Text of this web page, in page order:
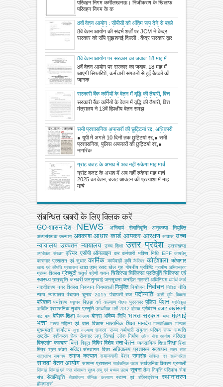
परिवहन निगम कर्मीलखनऊ। निजीकरण के खिलाफ
परिवहन निगम के क
8वाँ वेतन आयोग : सीपीसी को अंतिम रूप देने से पहले
इसके विचारार्थ विषयों पर विस्तार से चर्चा के लिए
एनसी-जेसीएम की स्थायी समिति की बैठक बुलाने का
8वें वेतन आयोग की संदर्भ शर्तों पर JCM ने केंद्र
सरकार को सौंपे सुझावनई दिल्ली : केंद्र सरकार द्वार
8वें वेतन आयोग पर सरकार का जवाब: 18 माह में
आएंगी सिफारिशें
8वें वेतन आयोग पर सरकार का जवाब: 18 माह में
आएंगी सिफारिशें, कर्मचारी संगठनों से हुई बैठकों की
जानक
सरकारी बैंक कर्मियों के वेतन में वृद्धि की तैयारी, वित्त
मंत्रालय ने 13वें द्विपक्षीय वेतन समझौते के लिए
बातचीत करने और तय समय में पूरा करने का दिया
निर्देश
सरकारी बैंक कर्मियों के वेतन में वृद्धि की तैयारी, वित्त
मंत्रालय ने 13वें द्विपक्षीय वेतन समझ
सभी प्रशासनिक अफसरों की छुट्टियां रद्द, अधिकारी
यूपी में अगले 10 दिनों तक जिलों में रहकर रखेंगे
नजर
● यूपी में अगले 10 दिनों तक छुट्टियां रद्द,● सभी
प्रशासनिक, पुलिस अफसरों की छुट्टियां रद्द,●
नागरिक
ग्रांट बजट के अभाव में अब नहीं रुकेगा माह मार्च
2025 का वेतन, बजट आवंटन की प्रत्याशा में माह
मार्च 2025 के भुगतान का आदेश जारी
ग्रांट बजट के अभाव में अब नहीं रुकेगा माह मार्च
2025 का वेतन, बजट आवंटन की प्रत्याशा में माह
मार्च
संबन्धित खबरों के लिए क्लिक करें
GO-शासनादेश NEWS अनिवार्य सेवानिवृत्ति अनुकम्पा नियुक्ति
अल्‍पसंख्‍यक कल्‍याण अवकाश आधार कार्ड आयकर आरक्षण आवास उच्च
न्यायालय उच्चतम न्यायालय उच्‍च शिक्षा उत्तर प्रदेश उत्तराखण्ड
उपभोक्‍ता संरक्षण एरियर एसीपी ऑनलाइन कर कर्मचारी भविष्य निधि EPF कामधेनु
कारागार प्रशासन एवं सुधार कार्मिक कार्यवाही कृषि कैरियर कोर्टशाला कोषागार
खाद्य एवं औषधि प्रशासन खाद्य एवम् रसद खेल गृह गोपनीय प्रविष्टि ग्रामीण अभियन्‍त्रण
ग्राम्य विकास ग्रेच्युटी चतुर्थ श्रेणी चयन चिकित्सा चिकित्सा प्रतिपूर्ति चिकित्‍सा एवं
स्वास्थ्य छात्रवृत्ति जनवरी जनसुनवाई जनसूचना जनहित गारण्टी अधिनियम धर्मार्थ कार्य
नकदीकरण नगर विकास निबन्‍धन नियमावली नियुक्ति नियोजन निर्वाचन निविदा नीति
न्याय न्यायालय पंचायत चुनाव 2015 पंचायती राज पदोन्नति परती भूमि विकास
परिवहन पर्यावरण पशुधन पिछड़ा वर्ग कल्‍याण पीएफ पुरस्कार पुलिस पेंशन
प्रतिकूल
प्रविष्टि प्रशासनिक सुधार प्रसूति प्राथमिक भर्ती 2012 प्रेरक प्रोबेशन बजट बर्खास्तगी
बाट माप बेसिक शिक्षा बैकलाग बोनस भविष्य निधि भारत सरकार भाषा मंहगाई
भत्ता
मत्‍स्‍य महिला एवं बाल विकास माध्यमिक शिक्षा मानदेय मानवाधिकार मान्यता
मुख्‍यमंत्री कार्यालय युवा कल्याण राजस्व राज्य कर्मचारी संयुक्त परिषद राज्य सम्पत्ति
राष्ट्रीय एकीकरण रोक रोजगार लघु सिंचाई लोक निर्माण लोक सेवा आयोग वरिष्ठता
विकलांग कल्याण वित्त विद्युत विविध विशेष भत्ता वेतन व्‍यवसायिक शिक्षा शिक्षा शिक्षा
मित्र श्रम संवर्ग संविदा संस्‍थागत वित्‍त सचिवालय प्रशासन सत्यापन सत्र लाभ
सत्रलाभ
समन्वय समाज कल्याण समाजवादी पेंशन समारोह सर्किल दर सहकारिता
सातवां वेतन आयोग सामान्य प्रशासन सार्वजनिक उद्यम सार्वजनिक वितरण प्रणाली
सिंचाई सिंचाई एवं जल संसाधन सूक्ष्म लघु एवं मध्यम उद्यम सूचना सेवा निवृत्ति परिलाभ सेवा
संघ
सेवानिवृत्ति सेवायोजन सैनिक कल्‍याण स्टाम्प एवं रजिस्ट्रेशन स्थानांतरण
होमगाडर्स